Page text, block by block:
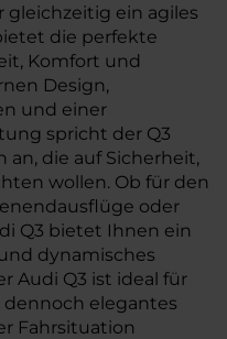
gleichzeitig ein agiles
die perfekte
Komfort und
Design,
und einer
spricht der Q3
an, die auf Sicherheit,
wollen. Ob für den
oder
Q3 bietet Ihnen ein
dynamisches
Audi Q3 ist ideal für
dennoch elegantes
Fahrsituation